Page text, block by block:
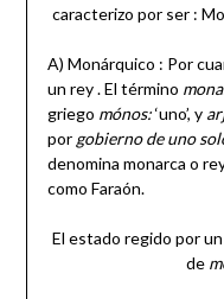
caracterizo por ser :
A) Monárquico : Por
un rey . El término
griego mónos:‘uno’, y
por gobierno de uno
denomina monarca o
como Faraón.
El estado regido por
de